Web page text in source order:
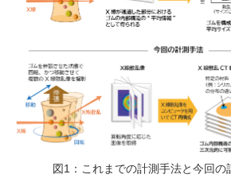
図1：これまでの計測手法と今回の